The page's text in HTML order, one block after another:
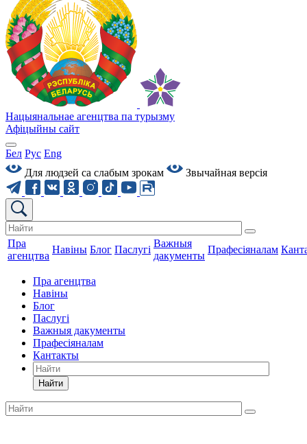
Нацыянальнае агенцтва па турызму
Афіцыйны сайт
Бел Рус Eng
Для людзей са слабым зрокам
Звычайная версiя
Пра
агенцтва
Навіны Блог Паслугі
Важныя
дакументы
Прафесіяналам
Пра агенцтва
Навіны
Блог
Паслугі
Важныя дакументы
Прафесіяналам
Кантакты
Найти